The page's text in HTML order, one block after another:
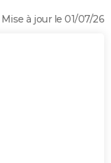
Mise à jour le 01/07/26